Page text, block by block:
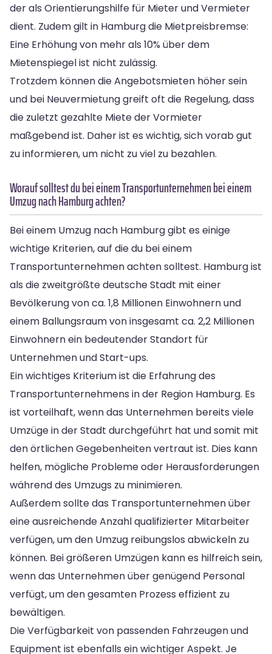
der als Orientierungshilfe für Mieter und Vermieter
dient. Zudem gilt in Hamburg die Mietpreisbremse:
Eine Erhöhung von mehr als 10% über dem
Mietenspiegel ist nicht zulässig.
Trotzdem können die Angebotsmieten höher sein
und bei Neuvermietung greift oft die Regelung, dass
die zuletzt gezahlte Miete der Vormieter
maßgebend ist. Daher ist es wichtig, sich vorab gut
zu informieren, um nicht zu viel zu bezahlen.
Worauf solltest du bei einem Transportunternehmen bei einem
Umzug nach Hamburg achten?
Bei einem Umzug nach Hamburg gibt es einige
wichtige Kriterien, auf die du bei einem
Transportunternehmen achten solltest. Hamburg ist
als die zweitgrößte deutsche Stadt mit einer
Bevölkerung von ca. 1,8 Millionen Einwohnern und
einem Ballungsraum von insgesamt ca. 2,2 Millionen
Einwohnern ein bedeutender Standort für
Unternehmen und Start-ups.
Ein wichtiges Kriterium ist die Erfahrung des
Transportunternehmens in der Region Hamburg. Es
ist vorteilhaft, wenn das Unternehmen bereits viele
Umzüge in der Stadt durchgeführt hat und somit mit
den örtlichen Gegebenheiten vertraut ist. Dies kann
helfen, mögliche Probleme oder Herausforderungen
während des Umzugs zu minimieren.
Außerdem sollte das Transportunternehmen über
eine ausreichende Anzahl qualifizierter Mitarbeiter
verfügen, um den Umzug reibungslos abwickeln zu
können. Bei größeren Umzügen kann es hilfreich sein,
wenn das Unternehmen über genügend Personal
verfügt, um den gesamten Prozess effizient zu
bewältigen.
Die Verfügbarkeit von passenden Fahrzeugen und
Equipment ist ebenfalls ein wichtiger Aspekt. Je